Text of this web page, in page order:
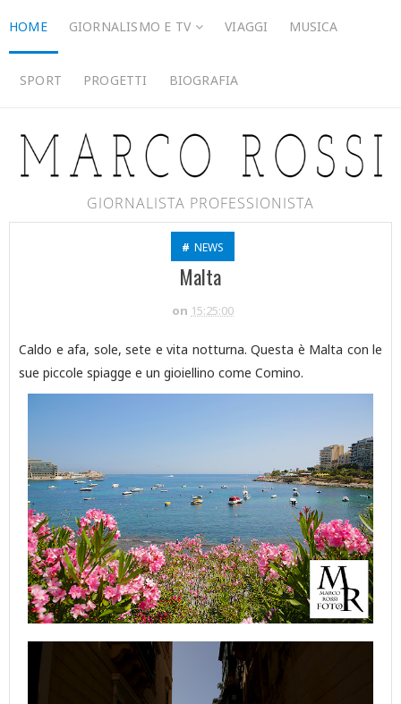
HOME GIORNALISMO E TV VIAGGI MUSICA
SPORT PROGETTI BIOGRAFIA
GIORNALISTA PROFESSIONISTA
# NEWS
Malta
on 15:25:00
Caldo e afa, sole, sete e vita notturna. Questa è Malta con le
sue piccole spiagge e un gioiellino come Comino.